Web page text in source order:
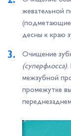
жевательной
(подметающие
десны к краю
Очищение
(суперфлосса).
межзубной
промежутке